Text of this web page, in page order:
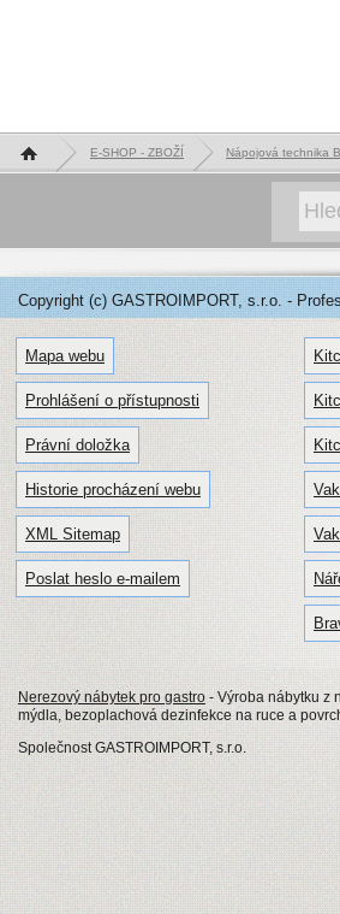
Hlavní stránka E-SHOP - ZBOŽÍ Nápojová technika
Copyright (c) GASTROIMPORT, s.r.o. -
Mapa webu
Prohlášení o přístupnosti
Právní doložka
Historie procházení webu
XML Sitemap
Poslat heslo e-mailem
Nerezový nábytek pro gastro - Výroba nábytku z
mýdla, bezoplachová dezinfekce na ruce a
Společnost GASTROIMPORT, s.r.o.